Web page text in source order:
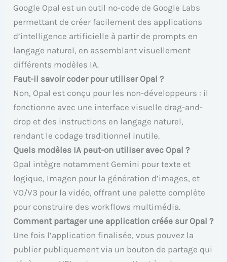
Google Opal est un outil no-code de Google Labs
permettant de créer facilement des applications
d’intelligence artificielle à partir de prompts en
langage naturel, en assemblant visuellement
différents modèles IA.
Faut-il savoir coder pour utiliser Opal ?
Non, Opal est conçu pour les non-développeurs : il
fonctionne avec une interface visuelle drag-and-
drop et des instructions en langage naturel,
rendant le codage traditionnel inutile.
Quels modèles IA peut-on utiliser avec Opal ?
Opal intègre notamment Gemini pour texte et
logique, Imagen pour la génération d’images, et
VO/V3 pour la vidéo, offrant une palette complète
pour construire des workflows multimédia.
Comment partager une application créée sur Opal ?
Une fois l’application finalisée, vous pouvez la
publier publiquement via un bouton de partage qui